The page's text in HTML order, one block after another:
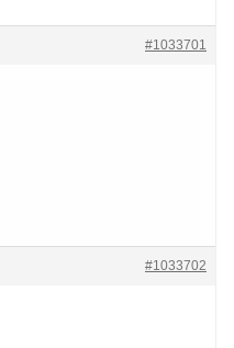
#1033701
#1033702